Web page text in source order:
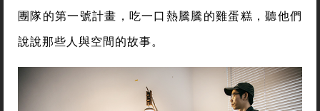
團隊的第一號計畫，吃一口熱騰騰的雞蛋糕，聽他們
說說那些人與空間的故事。